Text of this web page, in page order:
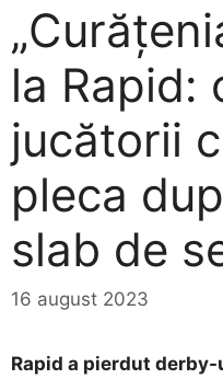
la Rapid:
jucătorii
pleca
slab de
16 august 2023
Rapid a pierdut